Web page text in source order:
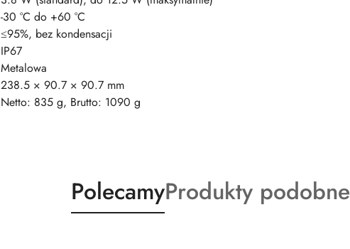
-30 °C do +60 °C
≤95%, bez kondensacji
IP67
Metalowa
238.5 × 90.7 × 90.7 mm
Netto: 835 g, Brutto: 1090 g
Produkty
o
PolecamyProdukty
o
Produkty podobne